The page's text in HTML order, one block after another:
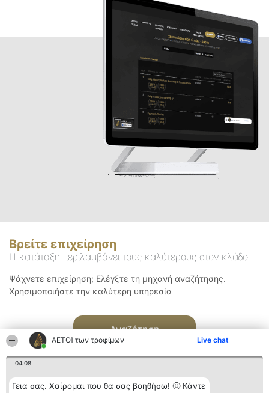
ΑΕΤΟΊ των τροφίμων Live chat
04:08
Γεια σας. Χαίρομαι που θα σας βοηθήσω! 🙂 Κάντε
Βρείτε επιχείρηση
Η κατάταξη περιλαμβάνει τους καλύτερους στον κλάδο
Ψάχνετε επιχείρηση; Ελέγξτε τη μηχανή αναζήτησης.
Χρησιμοποιήστε την καλύτερη υπηρεσία
Αναζήτηση